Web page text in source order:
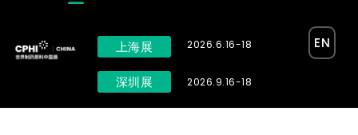
上海展
深圳展
2026.6.16-18
2026.9.16-18
EN